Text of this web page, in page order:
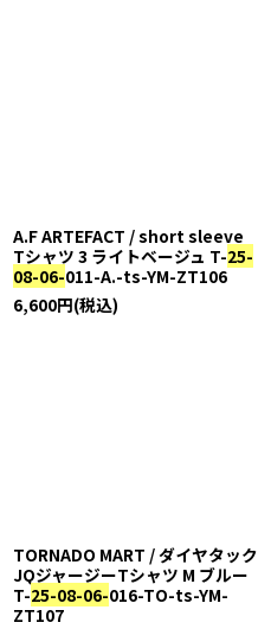
A.F ARTEFACT / short sleeve
Tシャツ 3 ライトベージュ T-25-
08-06-011-A.-ts-YM-ZT106
6,600円(税込)
TORNADO MART / ダイヤタック
JQジャージーTシャツ M ブルー
T-25-08-06-016-TO-ts-YM-
ZT107